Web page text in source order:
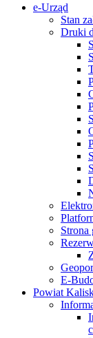
e-Urząd
Stan
Druki
Strona
E-
Powiat